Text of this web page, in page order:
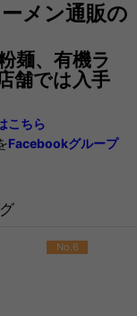
メン通販の
麺、有機ラ
舗では入手
こちら
Facebookグループ
No.6